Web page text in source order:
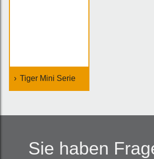
Tiger Mini Serie
Sie haben